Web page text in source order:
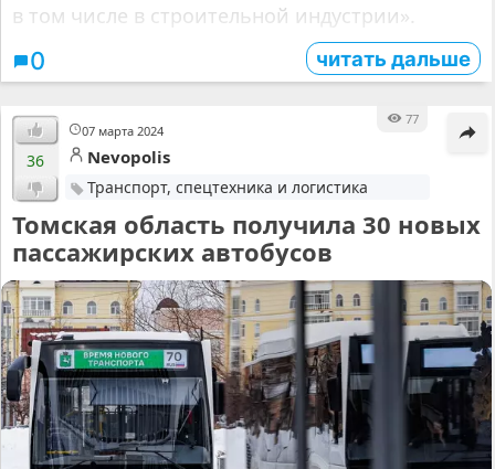
в том числе в строительной индустрии».
0 читать дальше
07 марта 2024
77
36 Nevopolis
Транспорт, спецтехника и логистика
Томская область получила 30 новых
пассажирских автобусов